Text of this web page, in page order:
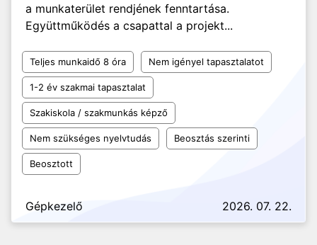
a munkaterület rendjének fenntartása.
Együttműködés a csapattal a projekt...
Teljes munkaidő 8 óra Nem igényel tapasztalatot
1-2 év szakmai tapasztalat
Szakiskola / szakmunkás képző
Nem szükséges nyelvtudás Beosztás szerinti
Beosztott
Gépkezelő 2026. 07. 22.